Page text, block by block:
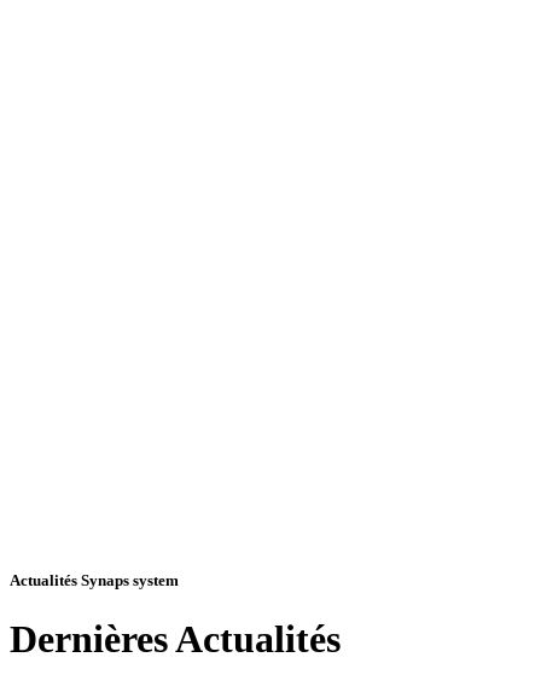
Actualités Synaps system
DernièresActualités